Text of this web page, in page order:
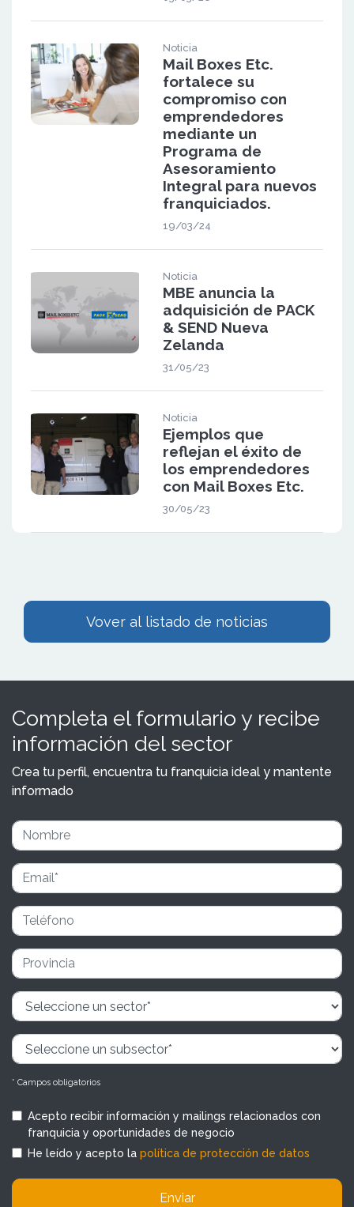
Noticia
Mail Boxes Etc.
fortalece su
compromiso con
emprendedores
mediante un
Programa de
Asesoramiento
Integral para nuevos
franquiciados.
19/03/24
Noticia
MBE anuncia la
adquisición de PACK
& SEND Nueva
Zelanda
31/05/23
Noticia
Ejemplos que
reflejan el éxito de
los emprendedores
con Mail Boxes Etc.
30/05/23
Vover al listado de noticias
Completa el formulario y recibe
información del sector
Crea tu perfil, encuentra tu franquicia ideal y mantente
informado
* Campos obligatorios
Acepto recibir información y mailings relacionados con
franquicia y oportunidades de negocio
He leído y acepto la política de protección de datos
Enviar